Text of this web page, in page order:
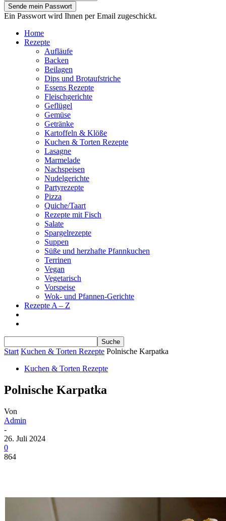
Ein Passwort wird Ihnen per Email zugeschickt.
Home
Rezepte
Aufläufe
Backen
Beilagen
Dips und Brotaufstriche
Essens Rezepte
Fleischgerichte
Geflügel
Gemüse
Getränke
Kartoffeln & Klöße
Kuchen & Torten Rezepte
Lasagne
Marmelade
Nachspeisen
Nudelgerichte
Partyrezepte
Pizza
Quiche/Taart
Rezepte mit Fisch
Salate
Spargelrezepte
Suppen
Süße und herzhafte Pfannkuchen
Terrinen
Vegan
Vegetarisch
Vorspeise
Wok- und Pfannen-Gerichte
Rezepte A – Z
Start Kuchen & Torten Rezepte Polnische Karpatka
Kuchen & Torten Rezepte
Polnische Karpatka
Von
Admin
-
26. Juli 2024
0
864